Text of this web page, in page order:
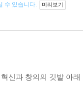
수 있습니다. 미리보기
신과 창의의 깃발 아래